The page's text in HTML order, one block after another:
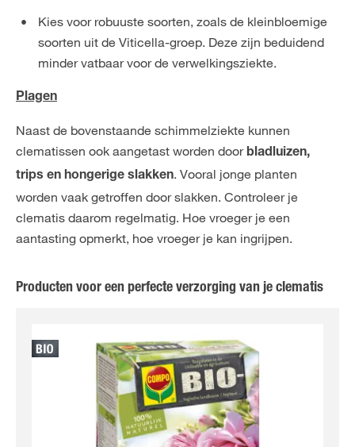
Kies voor robuuste soorten, zoals de kleinbloemige
soorten uit de Viticella-groep. Deze zijn beduidend
minder vatbaar voor de verwelkingsziekte.
Plagen
Naast de bovenstaande schimmelziekte kunnen
clematissen ook aangetast worden doorbladluizen,
trips en hongerige slakken. Vooral jonge planten
worden vaak getroffen door slakken. Controleer je
clematis daarom regelmatig. Hoe vroeger je een
aantasting opmerkt, hoe vroeger je kan ingrijpen.
Producten voor een perfecte verzorging van je clematis